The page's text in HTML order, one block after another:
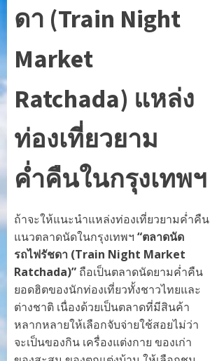
ดา (Train Night
Market
Ratchada) แหล่ง
ท่องเที่ยวยาม
ค่ำคืนในกรุงเทพฯ
ถ้าจะให้แนะนำแหล่งท่องเที่ยวยามค่ำคืน
แนวตลาดนัดในกรุงเทพฯ “ตลาดนัด
รถไฟรัชดา (Train Night Market
Ratchada)” ถือเป็นตลาดนัดยามค่ำคืน
ยอดฮิตของนักท่องเที่ยวทั้งชาวไทยและ
ต่างชาติ เนื่องด้วยเป็นตลาดที่มีสินค้า
หลากหลายให้เลือกจับจ่ายใช้สอยไม่ว่า
จะเป็นของกิน เครื่องแต่งกาย ของเก่า